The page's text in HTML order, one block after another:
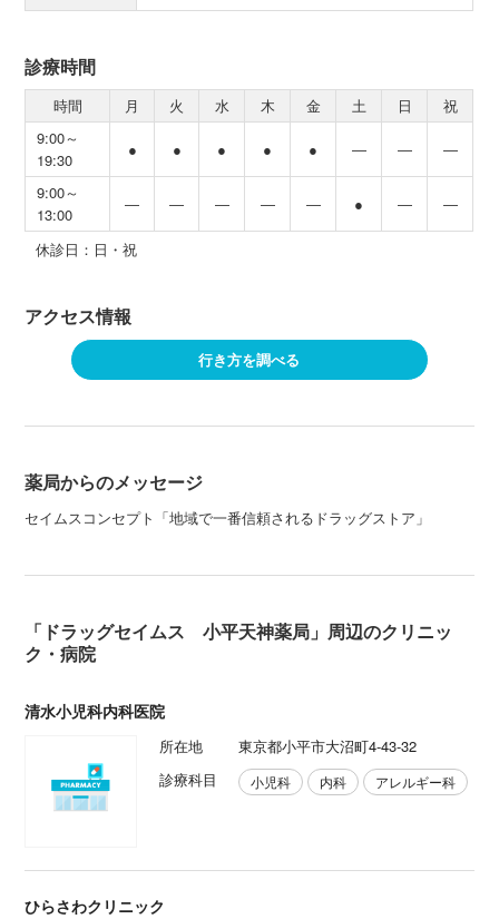
診療時間
時間 月 火 水 木 金 土 日
祝
9:00～
19:30
● ● ● ● ● ― ― ―
9:00～
13:00
― ― ― ― ― ● ― ―
休診日：日・祝
アクセス情報
行き方を調べる
薬局からのメッセージ
セイムスコンセプト「地域で一番信頼されるドラッグストア」
「ドラッグセイムス 小平天神薬局」周辺のクリニッ
ク・病院
清水小児科内科医院
所在地
東京都小平市大沼町4-43-32
診療科目
小児科 内科 アレルギー科
ひらさわクリニック